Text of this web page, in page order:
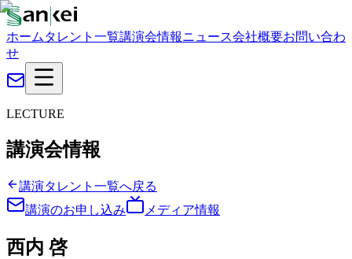
ホーム タレント一覧講演会情報ニュース会社概要お問い合わ
せ
LECTURE
講演会情報
講演タレント一覧へ戻る
講演のお申し込み
メディア情報
西内 啓